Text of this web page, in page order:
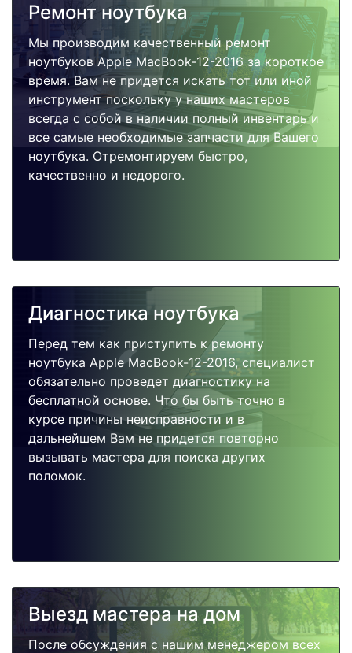
Ремонт ноутбука
Мы производим качественный ремонт
ноутбуков Apple MacBook-12-2016 за короткое
время. Вам не придется искать тот или иной
инструмент поскольку у наших мастеров
всегда с собой в наличии полный инвентарь и
все самые необходимые запчасти для Вашего
ноутбука. Отремонтируем быстро,
качественно и недорого.
Диагностика ноутбука
Перед тем как приступить к ремонту
ноутбука Apple MacBook-12-2016, специалист
обязательно проведет диагностику на
бесплатной основе. Что бы быть точно в
курсе причины неисправности и в
дальнейшем Вам не придется повторно
вызывать мастера для поиска других
поломок.
Выезд мастера на дом
После обсуждения с нашим менеджером всех